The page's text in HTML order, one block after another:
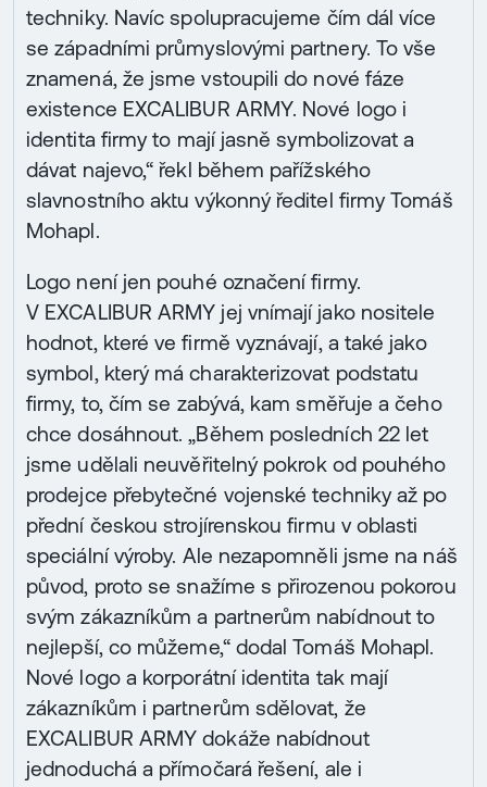
techniky. Navíc spolupracujeme čím dál více
se západními průmyslovými partnery. To vše
znamená, že jsme vstoupili do nové fáze
existence EXCALIBUR ARMY. Nové logo i
identita firmy to mají jasně symbolizovat a
dávat najevo,“ řekl během pařížského
slavnostního aktu výkonný ředitel firmy Tomáš
Mohapl.
Logo není jen pouhé označení firmy.
V EXCALIBUR ARMY jej vnímají jako nositele
hodnot, které ve firmě vyznávají, a také jako
symbol, který má charakterizovat podstatu
firmy, to, čím se zabývá, kam směřuje a čeho
chce dosáhnout. „Během posledních 22 let
jsme udělali neuvěřitelný pokrok od pouhého
prodejce přebytečné vojenské techniky až po
přední českou strojírenskou firmu v oblasti
speciální výroby. Ale nezapomněli jsme na náš
původ, proto se snažíme s přirozenou pokorou
svým zákazníkům a partnerům nabídnout to
nejlepší, co můžeme,“ dodal Tomáš Mohapl.
Nové logo a korporátní identita tak mají
zákazníkům i partnerům sdělovat, že
EXCALIBUR ARMY dokáže nabídnout
jednoduchá a přímočará řešení, ale i